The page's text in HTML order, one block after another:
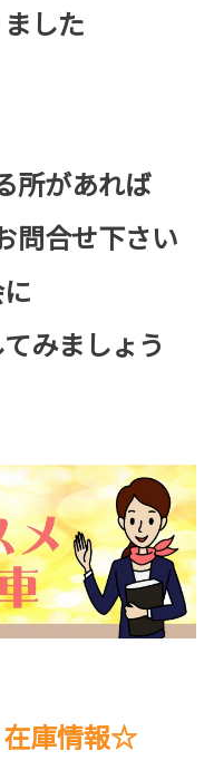
した
所があれば
問合せ下さい
みましょう
庫情報☆